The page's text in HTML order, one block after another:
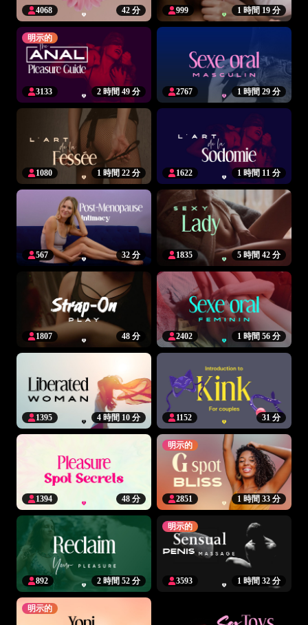
42 分
4068 1 時間 19 分
999
明示的
2 時間 49 分
3133 1 時間 29 分
2767
1 時間 22 分
1080 1 時間 11 分
1622
32 分
567 5 時間 42 分
1835
48 分
1807 1 時間 56 分
2402
4 時間 10 分
1395 31 分
1152
48 分
1394
明示的
1 時間 33 分
2851
2 時間 52 分
892
明示的
1 時間 32 分
3593
明示的